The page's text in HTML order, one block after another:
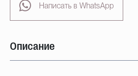
Написать в WhatsApp
Описание